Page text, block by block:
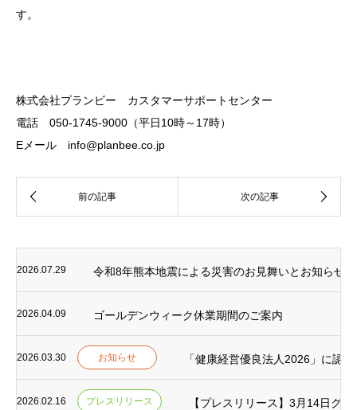
す。
株式会社プランビー カスタマーサポートセンター
電話 050-1745-9000（平日10時～17時）
Eメール info@planbee.co.jp
2026.07.29 令和8年熊本地震による災害のお見舞いとお知らせ
2026.04.09 ゴールデンウィーク休業期間のご案内
2026.03.30 お知らせ 「健康経営優良法人2026」に認
2026.02.16 プレスリリース 【プレスリリース】3月14日グ